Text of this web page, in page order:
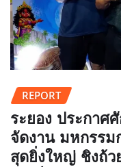
REPORT
ระยอง ประกาศ
จัดงาน มหกรรม
สุดยิ่งใหญ่ ชิงถ้ว